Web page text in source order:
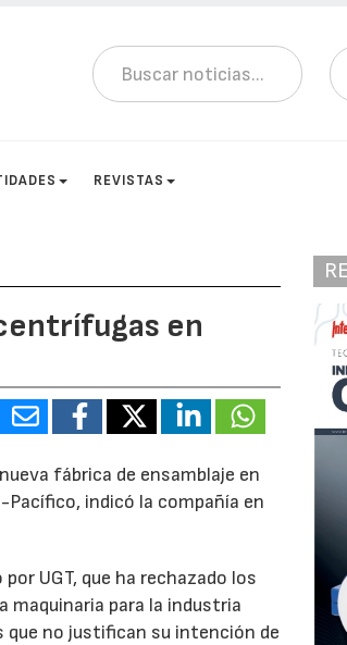
REVISTAS
en
fábrica de ensamblaje en
indicó la compañía en
UGT, que ha rechazado los
maquinaria para la industria
que no justifican su intención de